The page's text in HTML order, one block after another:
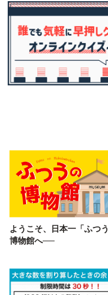
ようこそ、日本一「ふつ
博物館へ──